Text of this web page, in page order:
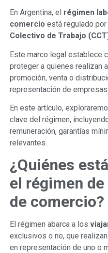
En Argentina, el régimen
comercio está regulado por
Colectivo de Trabajo
Este marco legal establece
proteger a quienes realizan
promoción, venta o
representación de empresas.
En este artículo,
clave del régimen,
remuneración, garantías
relevantes.
¿Quiénes
el régimen
de comercio?
El régimen abarca a los
exclusivos o no, que
en representación de uno o